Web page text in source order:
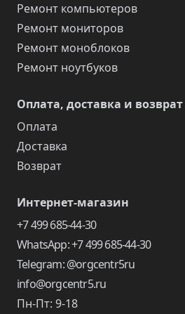
Ремонт компьютеров
Ремонт мониторов
Ремонт моноблоков
Ремонт ноутбуков
Оплата, доставка и возврат
Оплата
Доставка
Возврат
Интернет-магазин
+7 499 685-44-30
WhatsApp: +7 499 685-44-30
Telegram: @orgcentr5ru
info@orgcentr5.ru
Пн-Пт: 9-18